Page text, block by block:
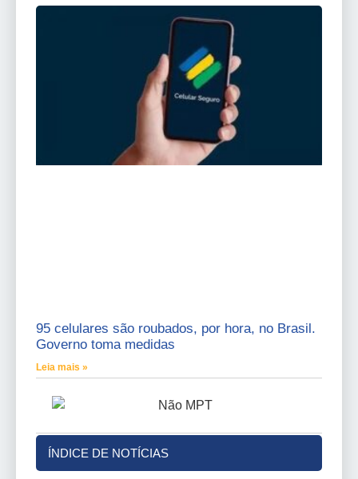
95 celulares são roubados, por hora, no Brasil.
Governo toma medidas
Leia mais »
ÍNDICE DE NOTÍCIAS